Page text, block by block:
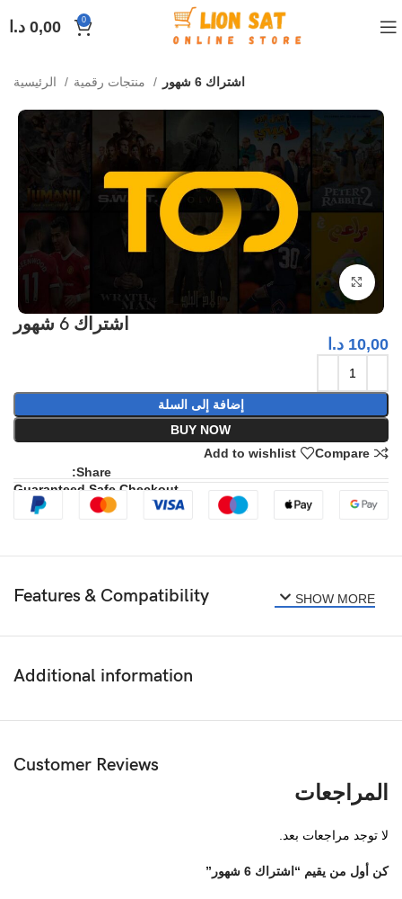
0
0,00 د.ا
اشتراك 6 شهور
Click to enlarge
اشتراك 6 شهور
10,00 د.ا
إضافة إلى السلة
BUY NOW
Compare
Add to wishlist
Share:
Guaranteed Safe Checkout
Features & Compatibility SHOW MORE
Additional information
Customer Reviews
المراجعات
لا توجد مراجعات بعد.
كن أول من يقيم “اشتراك 6 شهور”